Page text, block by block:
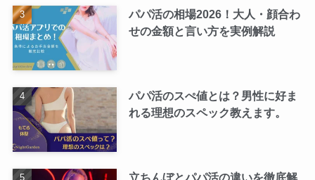
パパ活の相場2026！大人・顔合わ
せの金額と言い方を実例解説
パパ活のスぺ値とは？男性に好ま
れる理想のスペック教えます。
立ちんぼとパパ活の違いを徹底解